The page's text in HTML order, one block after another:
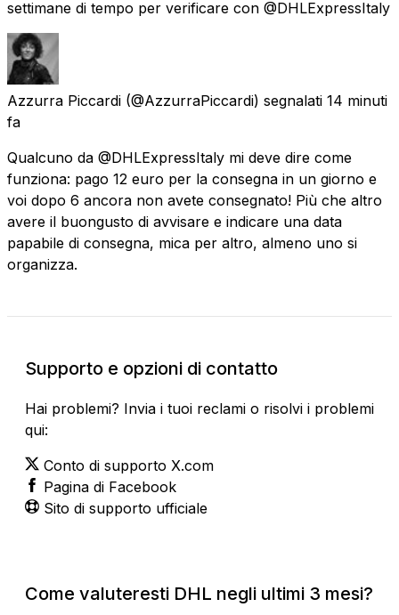
settimane di tempo per verificare con @DHLExpressItaly
Azzurra Piccardi (@AzzurraPiccardi) segnalati 14 minuti
fa
Qualcuno da @DHLExpressItaly mi deve dire come
funziona: pago 12 euro per la consegna in un giorno e
voi dopo 6 ancora non avete consegnato! Più che altro
avere il buongusto di avvisare e indicare una data
papabile di consegna, mica per altro, almeno uno si
organizza.
Supporto e opzioni di contatto
Hai problemi? Invia i tuoi reclami o risolvi i problemi
qui:
Conto di supporto X.com
Pagina di Facebook
Sito di supporto ufficiale
Come valuteresti DHL negli ultimi 3 mesi?